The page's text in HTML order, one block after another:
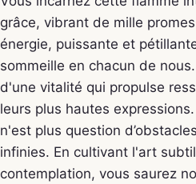
grâce, vibrant de mille
énergie, puissante et
sommeille en chacun de
d'une vitalité qui propulse
leurs plus hautes
n'est plus question
infinies. En cultivant l'art
contemplation, vous saurez